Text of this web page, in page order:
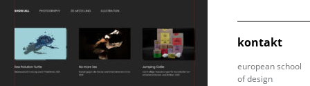
kontakt
european school
of design